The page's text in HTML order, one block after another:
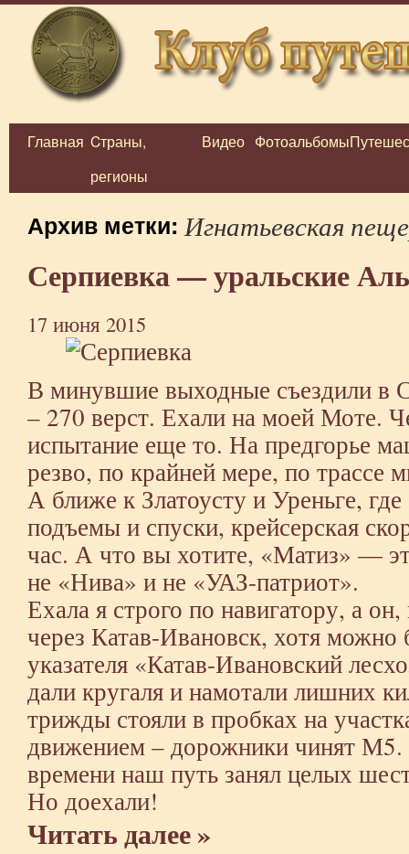
Перейти
Главная Cтраны,
регионы
Видео Фотоальбомы
Архив метки: Игнатьевская
Серпиевка — уральские
17 июня 2015
В минувшие выходные съездили в
– 270 верст. Ехали на моей Моте.
испытание еще то. На предгорье
резво, по крайней мере, по
А ближе к Златоусту и Уреньге,
подъемы и спуски, крейсерская
час. А что вы хотите, «Матиз» —
не «Нива» и не «УАЗ-патриот».
Ехала я строго по навигатору, а
через Катав-Ивановск, хотя можно
указателя «Катав-Ивановский
дали кругаля и намотали лишних
трижды стояли в пробках на
движением – дорожники чинят М5.
времени наш путь занял целых
Но доехали!
Читать далее »